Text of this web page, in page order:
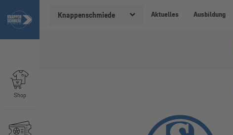
Knappenschmiede Aktuelles Ausbildung
Shop